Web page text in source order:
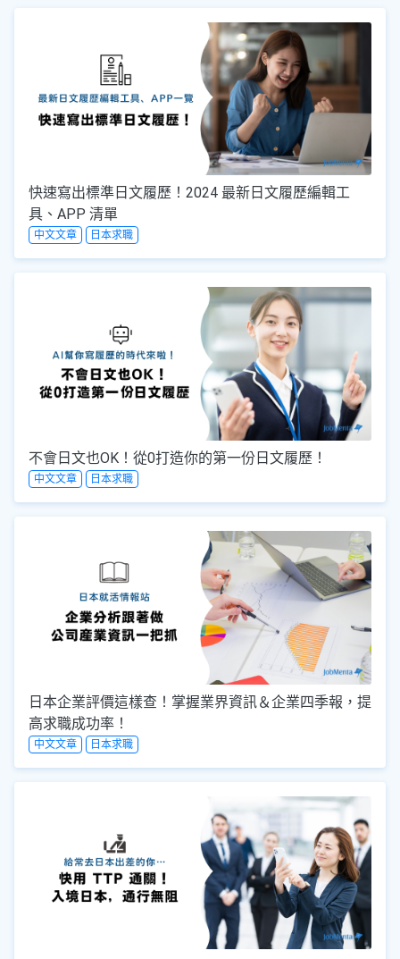
快速寫出標準日文履歷！2024 最新日文履歷編輯工
具、APP 清單
中文文章 日本求職
不會日文也OK！從0打造你的第一份日文履歷！
中文文章 日本求職
日本企業評價這樣查！掌握業界資訊＆企業四季報，提
高求職成功率！
中文文章 日本求職